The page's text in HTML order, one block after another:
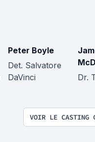
Peter Boyle
Det. Salvatore
DaVinci
Dr.
VOIR LE CASTING